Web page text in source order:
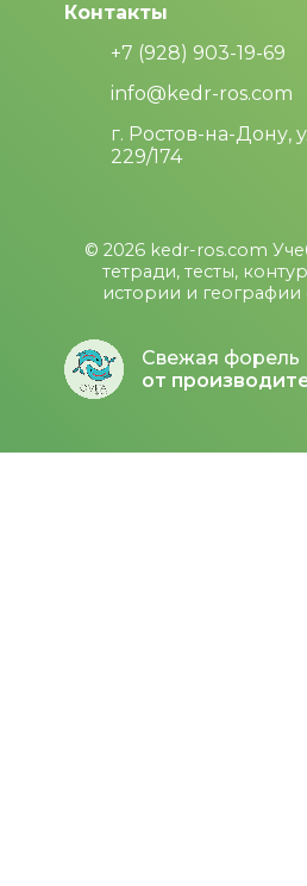
Контакты
+7 (928) 903-19-69
info@kedr-ros.com
г. Ростов-на-Дону,
229/174
© 2026 kedr-ros.com
тетради, тесты,
истории и географии
Свежая форель
от